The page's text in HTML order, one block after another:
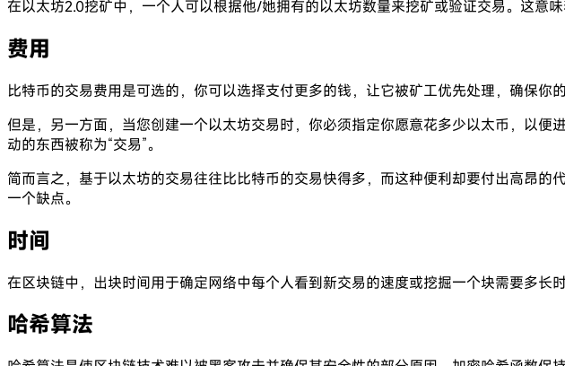
在以太坊2.0挖矿中，一个人可以根据他/她拥有的以太坊数量来挖矿或验证交易。这意
费用
比特币的交易费用是可选的，你可以选择支付更多的钱，让它被矿工优先处理，确保你
但是，另一方面，当您创建一个以太坊交易时，你必须指定你愿意花多少以太币，以
动的东西被称为“交易”。
简而言之，基于以太坊的交易往往比比特币的交易快得多，而这种便利却要付出高昂
一个缺点。
时间
在区块链中，出块时间用于确定网络中每个人看到新交易的速度或挖掘一个块需要多长
哈希算法